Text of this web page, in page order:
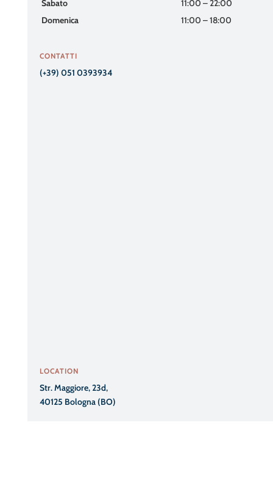
Sabato
11:00 – 22:00
Domenica
11:00 – 18:00
CONTATTI
(+39) 051 0393934
LOCATION
Str. Maggiore, 23d,
40125 Bologna (BO)